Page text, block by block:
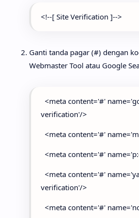
<!--[ Site Verification ]-->
Ganti tanda pagar (#) dengan
Webmaster Tool atau Google
<meta content='#'
verification'/>
<meta content='#'
<meta content='#'
<meta content='#'
verification'/>
<meta content='#'